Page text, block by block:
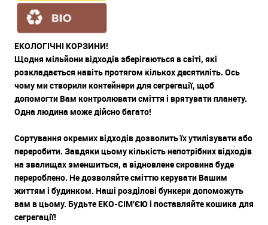
ЕКОЛОГІЧНІ КОРЗИНИ!
Щодня мільйони відходів зберігаються в світі, які
розкладається навіть протягом кількох десятиліть. Ось
чому ми створили контейнери для сегрегації, щоб
допомогти Вам контролювати сміття і врятувати планету.
Одна людина може дійсно багато!
Сортування окремих відходів дозволить їх утилізувати або
переробити. Завдяки цьому кількість непотрібних відходів
на звалищах зменшиться, а відновлене сировина буде
перероблено. Не дозволяйте сміттю керувати Вашим
життям і будинком. Наші розділові бункери допоможуть
вам в цьому. Будьте ЕКО-СІМ'ЄЮ і поставляйте кошика для
сегрегації!